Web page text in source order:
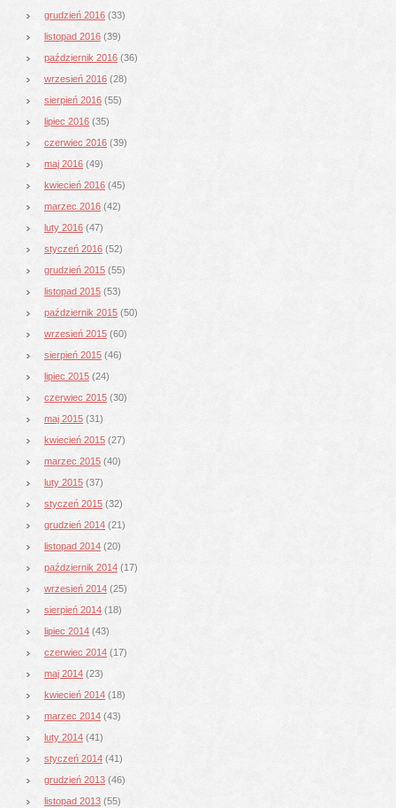
grudzień 2016 (33)
listopad 2016 (39)
październik 2016 (36)
wrzesień 2016 (28)
sierpień 2016 (55)
lipiec 2016 (35)
czerwiec 2016 (39)
maj 2016 (49)
kwiecień 2016 (45)
marzec 2016 (42)
luty 2016 (47)
styczeń 2016 (52)
grudzień 2015 (55)
listopad 2015 (53)
październik 2015 (50)
wrzesień 2015 (60)
sierpień 2015 (46)
lipiec 2015 (24)
czerwiec 2015 (30)
maj 2015 (31)
kwiecień 2015 (27)
marzec 2015 (40)
luty 2015 (37)
styczeń 2015 (32)
grudzień 2014 (21)
listopad 2014 (20)
październik 2014 (17)
wrzesień 2014 (25)
sierpień 2014 (18)
lipiec 2014 (43)
czerwiec 2014 (17)
maj 2014 (23)
kwiecień 2014 (18)
marzec 2014 (43)
luty 2014 (41)
styczeń 2014 (41)
grudzień 2013 (46)
listopad 2013 (55)